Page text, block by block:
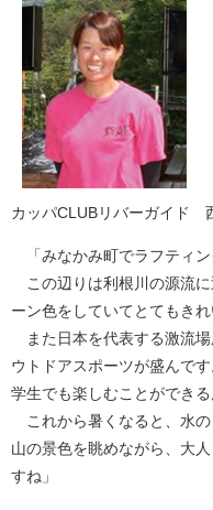
カッパCLUBリバーガイド
「みなかみ町でラフティン
この辺りは利根川の源流に
ーン色をしていてとてもきれ
また日本を代表する激流
ウトドアスポーツが盛んで
学生でも楽しむことができる
これから暑くなると、水
山の景色を眺めながら、大
すね」